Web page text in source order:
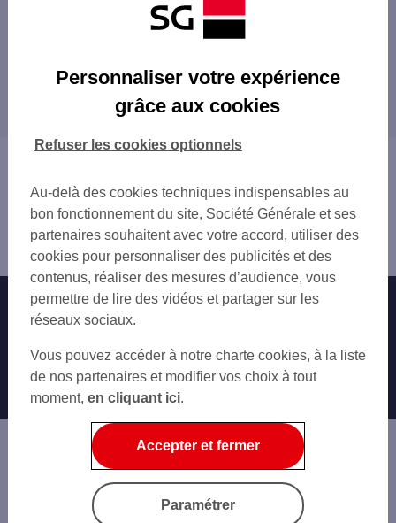
Les agences SG PRO dans les villes à
OUTREAU
Les agences SG PRO dans les départements
80 SOMME
Pas-de-Calais
Nos engagements Nous contacter
Autres sites SG
Professionnels
Entreprises
Associations
Banque privée
Economie Publique
Informations légales
Personnaliser votre expérience
grâce aux cookies
Au-delà des cookies techniques indispensables au
bon fonctionnement du site, Société Générale et ses
partenaires souhaitent avec votre accord, utiliser des
cookies pour personnaliser des publicités et des
contenus, réaliser des mesures d’audience, vous
permettre de lire des vidéos et partager sur les
réseaux sociaux.
Vous pouvez accéder à notre charte cookies, à la liste
de nos partenaires et modifier vos choix à tout
moment, en cliquant ici.
Refuser les cookies optionnels
Accepter et fermer
Paramétrer